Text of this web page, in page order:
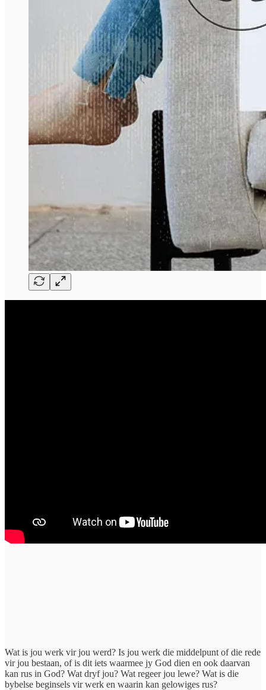
Wat is jou werk vir jou werd? Is jou werk die middelpunt of die rede
vir jou bestaan, of is dit iets waarmee jy God dien en ook daarvan
kan rus in God? Wat dryf jou? Wat regeer jou lewe? Wat is die
bybelse beginsels vir werk en waarin kan gelowiges rus?